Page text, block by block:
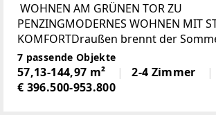
WOHNEN AM GRÜNEN TOR ZU
PENZINGMODERNES WOHNEN MIT
KOMFORTDraußen brennt der
genießen Sie dank moderner
Deckenheizung das ganze Jahr über
angenehmes Wohnklima.
7 passende Objekte
57,13-144,97 m²
2-4 Zimmer
€ 396.500-953.800